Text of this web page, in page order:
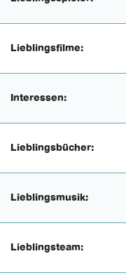
Lieblingsfilme:
Interessen:
Lieblingsbücher:
Lieblingsmusik:
Lieblingsteam: